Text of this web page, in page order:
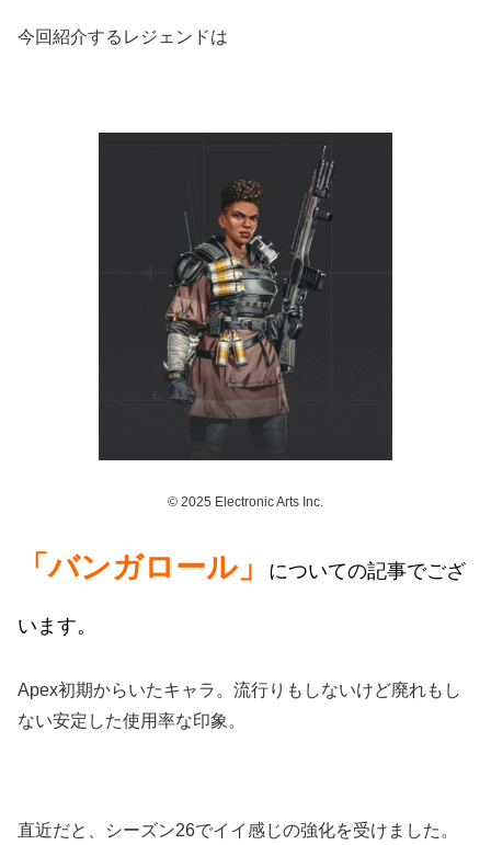
今回紹介するレジェンドは
© 2025 Electronic Arts Inc.
「バンガロール」 についての記事でござ
います。
Apex初期からいたキャラ。流行りもしないけど廃れもし
ない安定した使用率な印象。
直近だと、シーズン26でイイ感じの強化を受けました。